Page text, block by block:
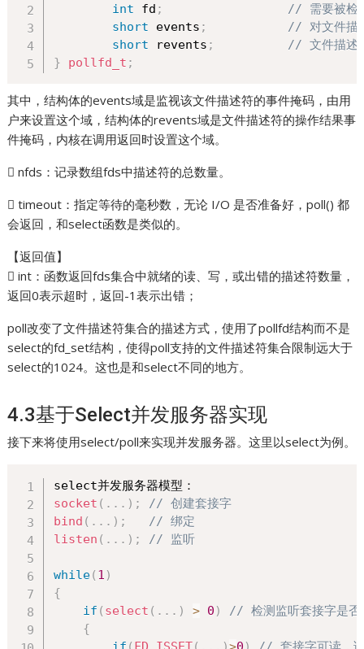
int fd ;
// 需要被检
short events ;
// 对文件描
short revents ;
// 文件描述
}
pollfd_t ;
其中，结构体的events域是监视该文件描述符的事件掩码，由用
户来设置这个域，结构体的revents域是文件描述符的操作结果事
件掩码，内核在调用返回时设置这个域。
 nfds：记录数组fds中描述符的总数量。
 timeout：指定等待的毫秒数，无论 I/O 是否准备好，poll() 都
会返回，和select函数是类似的。
【返回值】
 int：函数返回fds集合中就绪的读、写，或出错的描述符数量，
返回0表示超时，返回-1表示出错；
poll改变了文件描述符集合的描述方式，使用了pollfd结构而不是
select的fd_set结构，使得poll支持的文件描述符集合限制远大于
select的1024。这也是和select不同的地方。
4.3基于Select并发服务器实现
接下来将使用select/poll来实现并发服务器。这里以select为例。
socket ( . . . ) ;
// 创建套接字
bind ( . . . ) ;
// 绑定
listen ( . . . ) ; // 监听
while( 1 )
{
if ( select ( . . . ) > 0 )
// 检测监听套接字是否
{